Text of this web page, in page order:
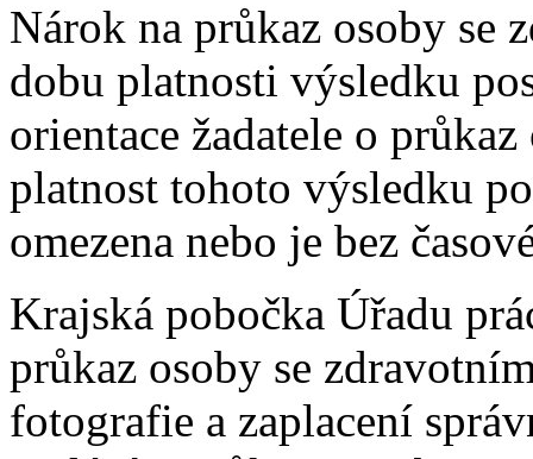
Nárok na průkaz osoby se
dobu platnosti výsledku
orientace žadatele o
platnost tohoto výsledku
omezena nebo je bez
Krajská pobočka Úřadu
průkaz osoby se
fotografie a zaplacení